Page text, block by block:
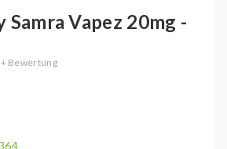
Samra Vapez 20mg -
+ Bewertung